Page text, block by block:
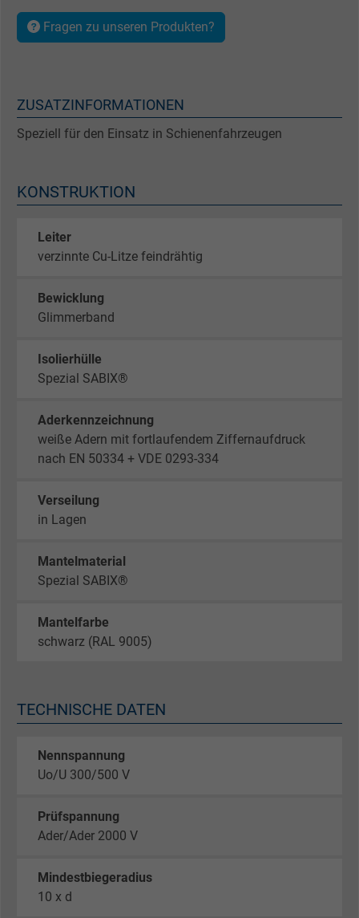
Fragen zu unseren Produkten?
ZUSATZINFORMATIONEN
Speziell für den Einsatz in Schienenfahrzeugen
KONSTRUKTION
Leiter
verzinnte Cu-Litze feindrähtig
Bewicklung
Glimmerband
Isolierhülle
Spezial SABIX®
Aderkennzeichnung
weiße Adern mit fortlaufendem Ziffernaufdruck
nach EN 50334 + VDE 0293-334
Verseilung
in Lagen
Mantelmaterial
Spezial SABIX®
Mantelfarbe
schwarz (RAL 9005)
TECHNISCHE DATEN
Nennspannung
Uo/U 300/500 V
Prüfspannung
Ader/Ader 2000 V
Mindestbiegeradius
10 x d